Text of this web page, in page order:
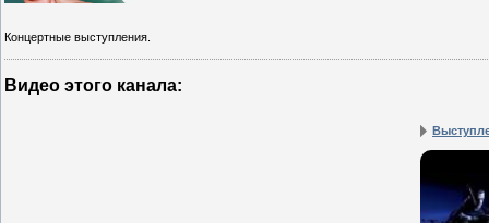
Концертные выступления.
Видео этого канала: